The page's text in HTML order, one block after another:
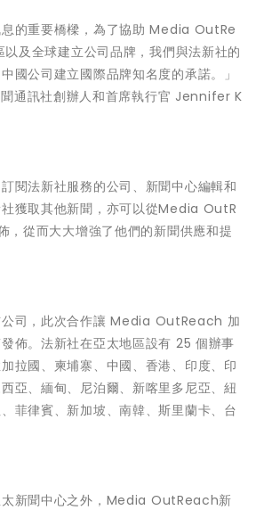
息的重要橋樑，為了協助 Media OutRe
及全球建立公司品牌，我們與法新社的
國公司建立國際品牌知名度的承諾。」
通訊社創辦人和首席執行官 Jennifer K
閱法新社服務的公司、新聞中心編輯和
獲取其他新聞，亦可以從Media OutR
從而大大增強了他們的新聞供應和提
公司，此次合作讓 Media OutReach 加
佈。法新社在亞太地區設有 25 個辦事
拉國、柬埔寨、中國、香港、印度、印
亞、緬甸、尼泊爾、新喀里多尼亞、紐
菲律賓、新加坡、南韓、斯里蘭卡、台
太新聞中心之外，Media OutReach新